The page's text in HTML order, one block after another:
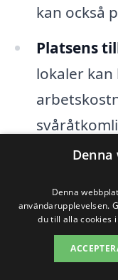
kan också
Platsens
lokaler
priset.
För att få en
som möjligt,
begära
Denna
användarupplevelsen.
du till alla cookies